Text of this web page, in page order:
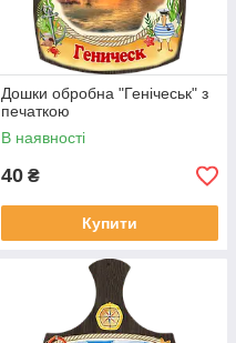
Дошки обробна "Генічеськ" з
печаткою
В наявності
40 ₴
Купити